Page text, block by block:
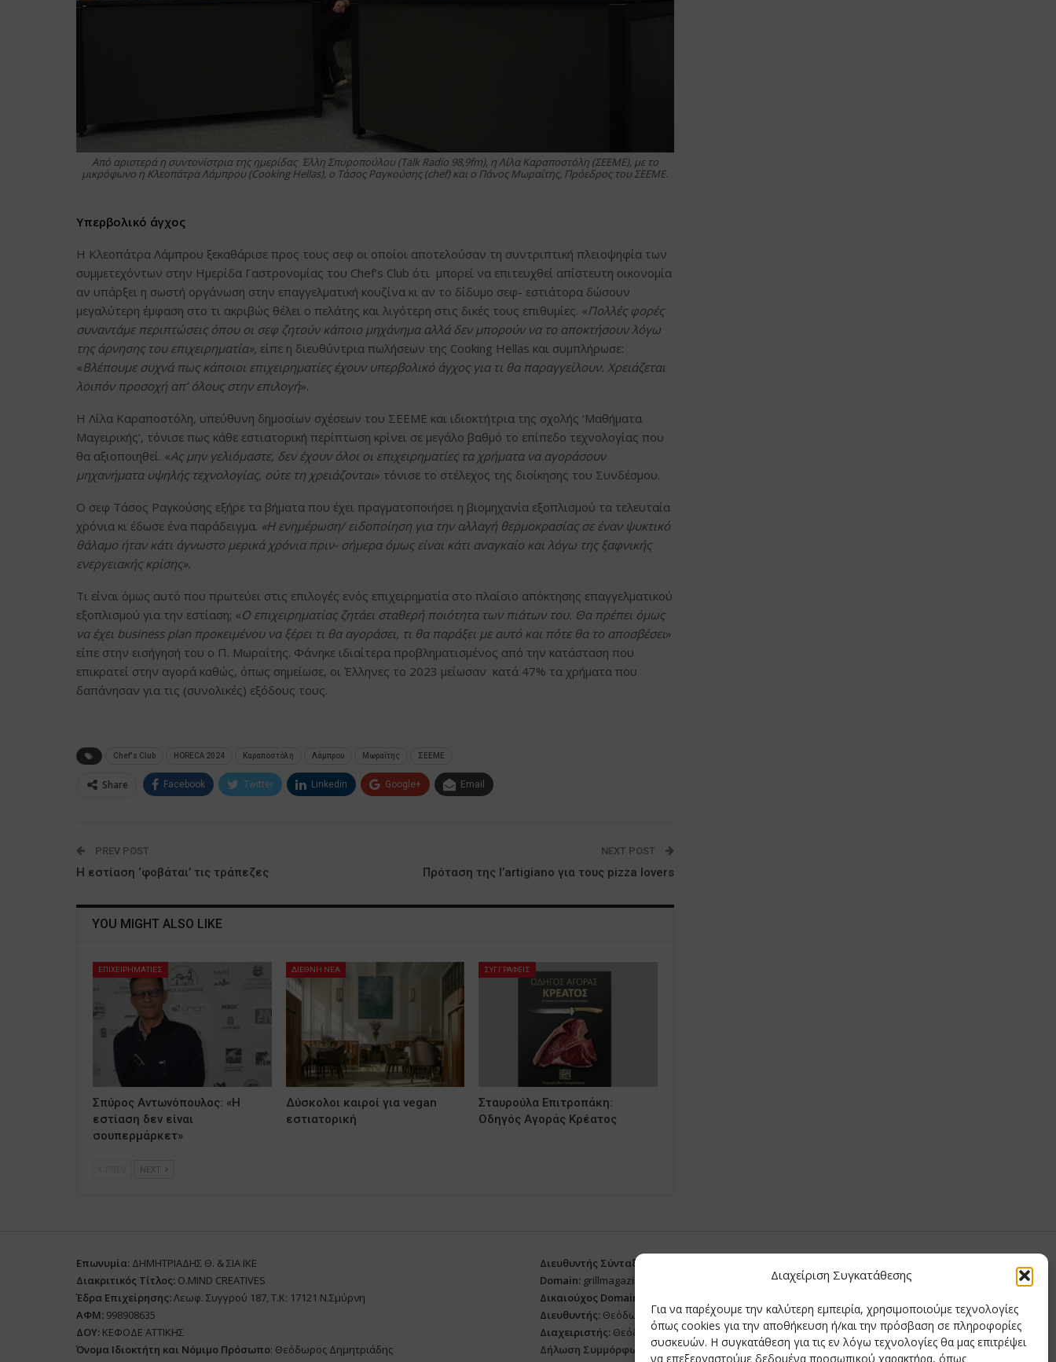
Διαχείριση Συγκατάθεσης
Για να παρέχουμε την καλύτερη εμπειρία, χρησιμοποιούμε τεχνολογίες
όπως cookies για την αποθήκευση ή/και την πρόσβαση σε πληροφορίες
συσκευών. Η συγκατάθεση για τις εν λόγω τεχνολογίες θα μας επιτρέψει
να επεξεργαστούμε δεδομένα προσωπικού χαρακτήρα, όπως
Από αριστερά η συντονίστρια της ημερίδας Έλλη Σπυροπούλου (Talk Radio 98,9fm), η Λίλα Καραποστόλη (ΣΕΕΜΕ), με το
μικρόφωνο η Κλεοπάτρα Λάμπρου (Cooking Hellas), ο Τάσος Ραγκούσης (chef) και ο Πάνος Μωραΐτης, Πρόεδρος του ΣΕΕΜΕ.
Υπερβολικό άγχος
Η Κλεοπάτρα Λάμπρου ξεκαθάρισε προς τους σεφ οι οποίοι αποτελούσαν τη συντριπτική πλειοψηφία των
συμμετεχόντων στην Ημερίδα Γαστρονομίας του Chef’s Club ότι μπορεί να επιτευχθεί απίστευτη οικονομία
αν υπάρξει η σωστή οργάνωση στην επαγγελματική κουζίνα κι αν το δίδυμο σεφ- εστιάτορα δώσουν
μεγαλύτερη έμφαση στο τι ακριβώς θέλει ο πελάτης και λιγότερη στις δικές τους επιθυμίες. «Πολλές φορές
συναντάμε περιπτώσεις όπου οι σεφ ζητούν κάποιο μηχάνημα αλλά δεν μπορούν να το αποκτήσουν λόγω
της άρνησης του επιχειρηματία», είπε η διευθύντρια πωλήσεων της Cooking Hellas και συμπλήρωσε:
«Βλέπουμε συχνά πως κάποιοι επιχειρηματίες έχουν υπερβολικό άγχος για τι θα παραγγείλουν. Χρειάζεται
λοιπόν προσοχή απ’ όλους στην επιλογή».
Η Λίλα Καραποστόλη, υπεύθυνη δημοσίων σχέσεων του ΣΕΕΜΕ και ιδιοκτήτρια της σχολής ‘Μαθήματα
Μαγειρικής’, τόνισε πως κάθε εστιατορική περίπτωση κρίνει σε μεγάλο βαθμό το επίπεδο τεχνολογίας που
θα αξιοποιηθεί. «Ας μην γελιόμαστε, δεν έχουν όλοι οι επιχειρηματίες τα χρήματα να αγοράσουν
μηχανήματα υψηλής τεχνολογίας, ούτε τη χρειάζονται» τόνισε το στέλεχος της διοίκησης του Συνδέσμου.
Ο σεφ Τάσος Ραγκούσης εξήρε τα βήματα που έχει πραγματοποιήσει η βιομηχανία εξοπλισμού τα τελευταία
χρόνια κι έδωσε ένα παράδειγμα. «Η ενημέρωση/ ειδοποίηση για την αλλαγή θερμοκρασίας σε έναν ψυκτικό
θάλαμο ήταν κάτι άγνωστο μερικά χρόνια πριν- σήμερα όμως είναι κάτι αναγκαίο και λόγω της ξαφνικής
ενεργειακής κρίσης».
Τι είναι όμως αυτό που πρωτεύει στις επιλογές ενός επιχειρηματία στο πλαίσιο απόκτησης επαγγελματικού
εξοπλισμού για την εστίαση; «Ο επιχειρηματίας ζητάει σταθερή ποιότητα των πιάτων του. Θα πρέπει όμως
να έχει business plan προκειμένου να ξέρει τι θα αγοράσει, τι θα παράξει με αυτό και πότε θα το αποσβέσει»
είπε στην εισήγησή του ο Π. Μωραΐτης. Φάνηκε ιδιαίτερα προβληματισμένος από την κατάσταση που
επικρατεί στην αγορά καθώς, όπως σημείωσε, οι Έλληνες το 2023 μείωσαν κατά 47% τα χρήματα που
δαπάνησαν για τις (συνολικές) εξόδους τους.
Chef's Club HORECA 2024 Καραποστόλη Λάμπρου Μωραΐτης ΣΕΕΜΕ
Share Facebook Twitter Linkedin Google+ Email
PREV POST
Η εστίαση ‘φοβάται’ τις τράπεζες
NEXT POST
Πρόταση της l’artigiano για τους pizza lovers
YOU MIGHT ALSO LIKE
ΕΠΙΧΕΙΡΗΜΑΤΙΕΣ
Σπύρος Αντωνόπουλος: «Η
εστίαση δεν είναι
σουπερμάρκετ»
ΔΙΕΘΝΗ ΝΕΑ
Δύσκολοι καιροί για vegan
εστιατορική
ΣΥΓΓΡΑΦΕΙΣ
Σταυρούλα Επιτροπάκη:
Οδηγός Αγοράς Κρέατος
NEXT
Επωνυμία: ΔΗΜΗΤΡΙΑΔΗΣ Θ. & ΣΙΑ ΙΚΕ
Διακριτικός Τίτλος: O.MIND CREATIVES
Έδρα Επιχείρησης:Λεωφ. Συγγρού 187, Τ.Κ: 17121 Ν.Σμύρνη
ΑΦΜ: 998908635
ΔΟΥ: ΚΕΦΟΔΕ ΑΤΤΙΚΗΣ
Όνομα Ιδιοκτήτη και Νόμιμο Πρόσωπο: Θεόδωρος Δημητριάδης
Διευθυντής Σύνταξης:
Domain: grillmagazine.gr
Δικαιούχος Domain:
Διευθυντής: Θεόδωρος Δημητριάδης
Διαχειριστής: Θεόδωρος Δημητριάδης
Δήλωση Συμμόρφωσης